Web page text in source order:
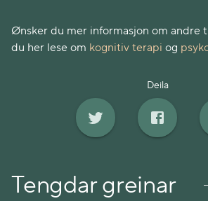
Ønsker du mer informasjon om andre
du her lese om kognitiv terapi og
Deila
Tengdar greinar